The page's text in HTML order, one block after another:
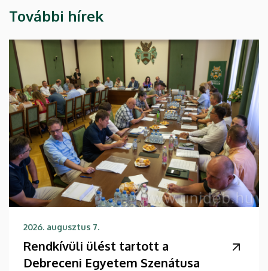
További hírek
2026. augusztus 7.
Rendkívüli ülést tartott a
Debreceni Egyetem Szenátusa